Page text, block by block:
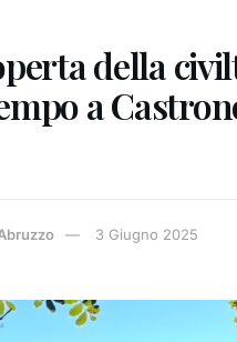
della
a
3 Giugno 2025